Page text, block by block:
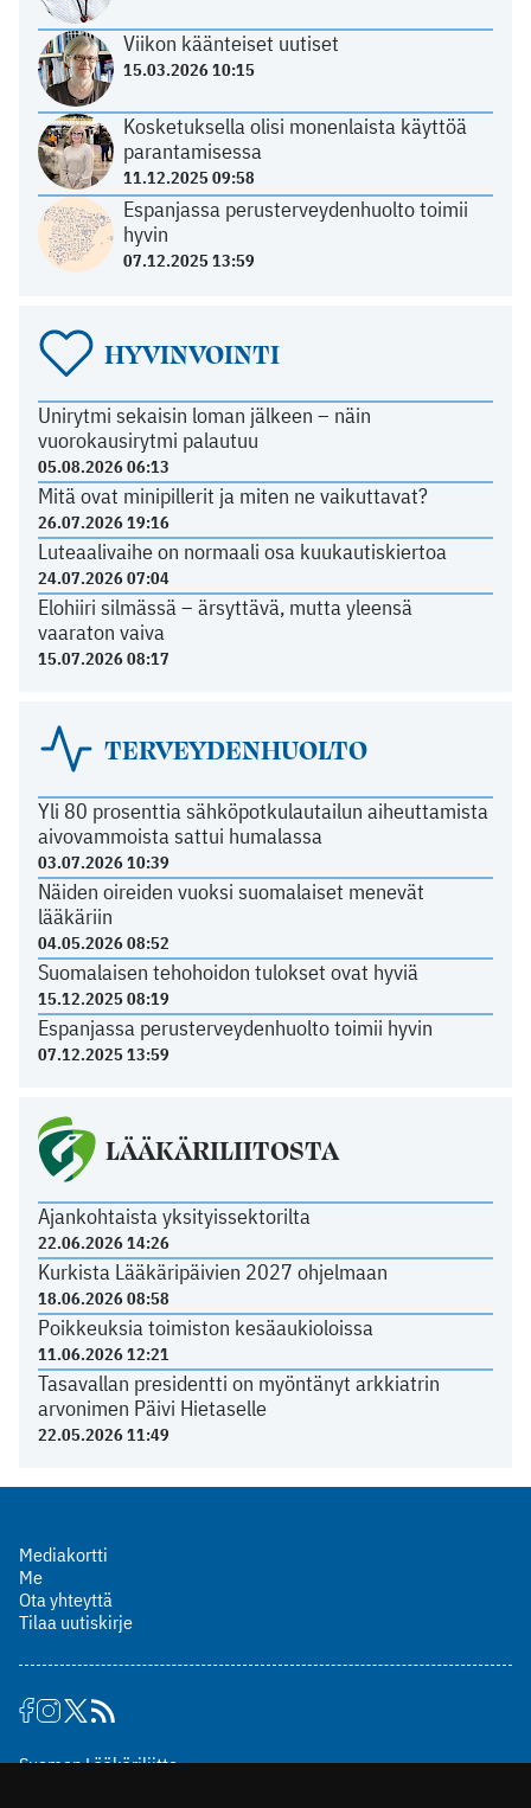
Viikon käänteiset uutiset
15.03.2026 10:15
Kosketuksella olisi monenlaista käyttöä
parantamisessa
11.12.2025 09:58
Espanjassa perusterveydenhuolto toimii
hyvin
07.12.2025 13:59
HYVINVOINTI
Unirytmi sekaisin loman jälkeen – näin
vuorokausirytmi palautuu
05.08.2026 06:13
Mitä ovat minipillerit ja miten ne vaikuttavat?
26.07.2026 19:16
Luteaalivaihe on normaali osa kuukautiskiertoa
24.07.2026 07:04
Elohiiri silmässä – ärsyttävä, mutta yleensä
vaaraton vaiva
15.07.2026 08:17
TERVEYDENHUOLTO
Yli 80 prosenttia sähköpotkulautailun aiheuttamista
aivovammoista sattui humalassa
03.07.2026 10:39
Näiden oireiden vuoksi suomalaiset menevät
lääkäriin
04.05.2026 08:52
Suomalaisen tehohoidon tulokset ovat hyviä
15.12.2025 08:19
Espanjassa perusterveydenhuolto toimii hyvin
07.12.2025 13:59
LÄÄKÄRILIITOSTA
Ajankohtaista yksityissektorilta
22.06.2026 14:26
Kurkista Lääkäripäivien 2027 ohjelmaan
18.06.2026 08:58
Poikkeuksia toimiston kesäaukioloissa
11.06.2026 12:21
Tasavallan presidentti on myöntänyt arkkiatrin
arvonimen Päivi Hietaselle
22.05.2026 11:49
Mediakortti
Me
Ota yhteyttä
Tilaa uutiskirje
Suomen Lääkäriliitto